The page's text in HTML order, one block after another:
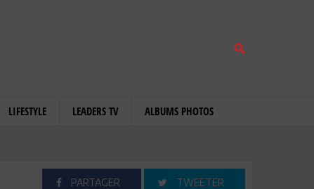
LIFESTYLE LEADERS TV ALBUMS PHOTOS
PARTAGER TWEETER